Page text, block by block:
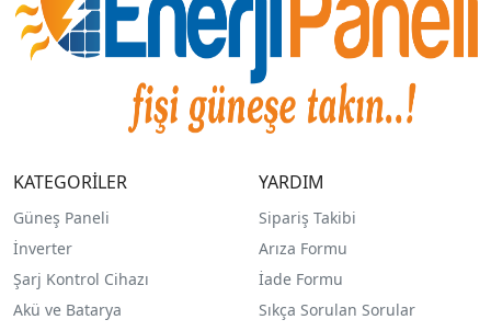
KATEGORİLER
Güneş Paneli
İnverter
Şarj Kontrol Cihazı
Akü ve Batarya
YARDIM
Sipariş Takibi
Arıza Formu
İade Formu
Sıkça Sorulan Sorular